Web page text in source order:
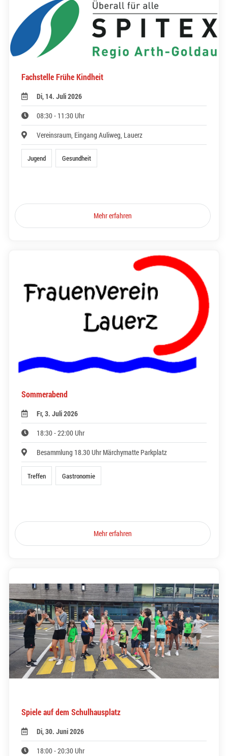
Fachstelle Frühe Kindheit
Di, 14. Juli 2026
08:30 - 11:30 Uhr
Vereinsraum, Eingang Auliweg, Lauerz
Jugend Gesundheit
Mehr erfahren
Sommerabend
Fr, 3. Juli 2026
18:30 - 22:00 Uhr
Besammlung 18.30 Uhr Märchymatte Parkplatz
Treffen Gastronomie
Mehr erfahren
Spiele auf dem Schulhausplatz
Di, 30. Juni 2026
18:00 - 20:30 Uhr